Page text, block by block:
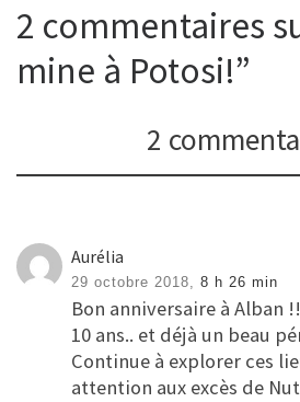
2 commentaires
mine à Potosi!”
2
Aurélia
29 octobre 2018, 8 h 26 min
Bon anniversaire à Alban
10 ans.. et déjà un beau
Continue à explorer ces
attention aux excès de